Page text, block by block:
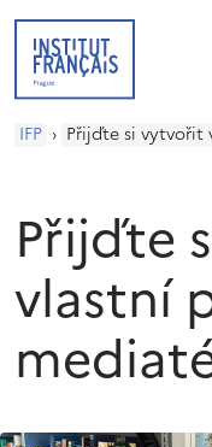
IFP ›
Přijďte
vlastní